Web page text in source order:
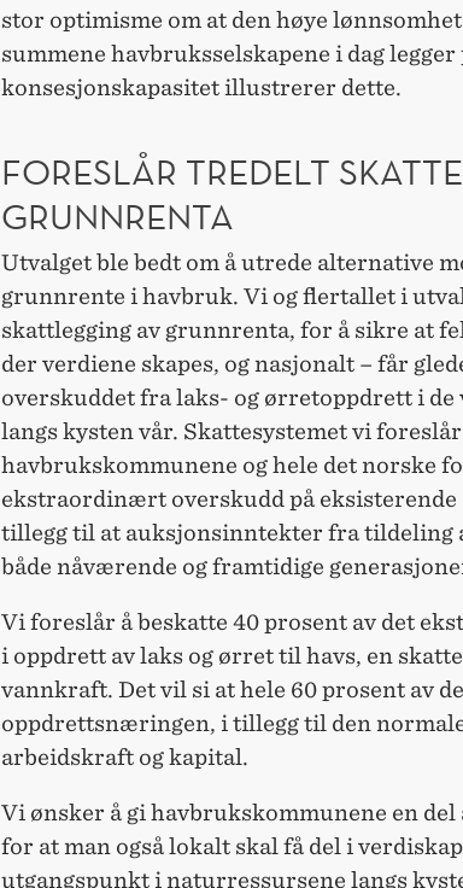
stor optimisme om at den høye
summene havbruksselskapene i dag
konsesjonskapasitet illustrerer dette.
FORESLÅR TREDELT
GRUNNRENTA
Utvalget ble bedt om å utrede alternative
grunnrente i havbruk. Vi og flertallet i
skattlegging av grunnrenta, for å sikre at
der verdiene skapes, og nasjonalt – får
overskuddet fra laks- og ørretoppdrett i de
langs kysten vår. Skattesystemet vi
havbrukskommunene og hele det norske
ekstraordinært overskudd på
tillegg til at auksjonsinntekter fra tildeling
både nåværende og framtidige
Vi foreslår å beskatte 40 prosent av det
i oppdrett av laks og ørret til havs, en
vannkraft. Det vil si at hele 60 prosent av
oppdrettsnæringen, i tillegg til den
arbeidskraft og kapital.
Vi ønsker å gi havbrukskommunene en
for at man også lokalt skal få del i
utgangspunkt i naturressursene langs